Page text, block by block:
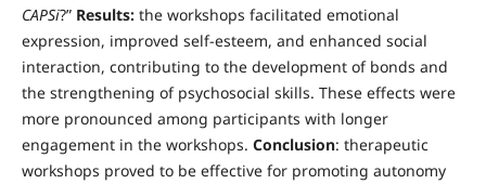
CAPSi?” Results:the workshops facilitated emotional
expression, improved self-esteem, and enhanced social
interaction, contributing to the development of bonds and
the strengthening of psychosocial skills. These effects were
more pronounced among participants with longer
engagement in the workshops. Conclusion: therapeutic
workshops proved to be effective for promoting autonomy